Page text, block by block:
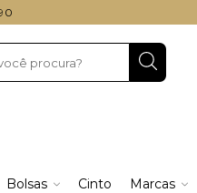
Bolsas Cinto Marcas